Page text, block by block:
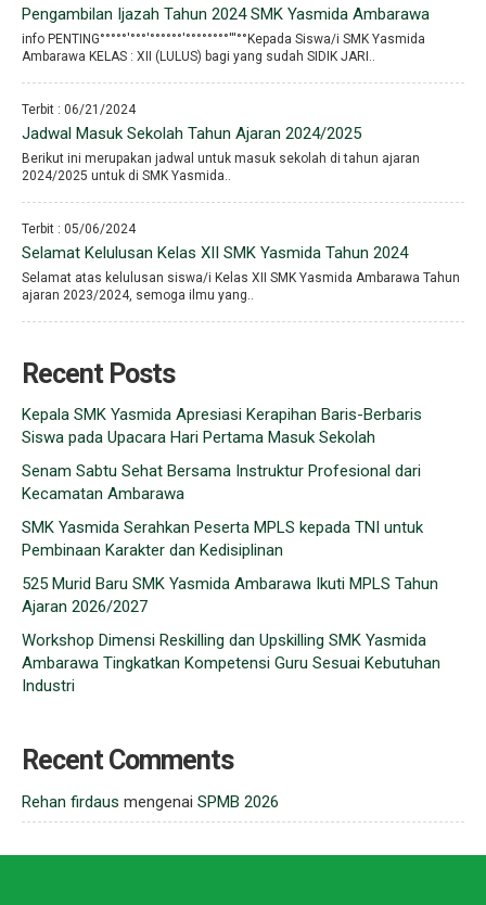
Pengambilan Ijazah Tahun 2024 SMK Yasmida Ambarawa
info PENTING°°°°°′°°°′°°°°°°′°°°°°°°°′′′°°Kepada Siswa/i SMK Yasmida
Ambarawa KELAS : XII (LULUS) bagi yang sudah SIDIK JARI..
Terbit : 06/21/2024
Jadwal Masuk Sekolah Tahun Ajaran 2024/2025
Berikut ini merupakan jadwal untuk masuk sekolah di tahun ajaran
2024/2025 untuk di SMK Yasmida..
Terbit : 05/06/2024
Selamat Kelulusan Kelas XII SMK Yasmida Tahun 2024
Selamat atas kelulusan siswa/i Kelas XII SMK Yasmida Ambarawa Tahun
ajaran 2023/2024, semoga ilmu yang..
Recent Posts
Kepala SMK Yasmida Apresiasi Kerapihan Baris-Berbaris
Siswa pada Upacara Hari Pertama Masuk Sekolah
Senam Sabtu Sehat Bersama Instruktur Profesional dari
Kecamatan Ambarawa
SMK Yasmida Serahkan Peserta MPLS kepada TNI untuk
Pembinaan Karakter dan Kedisiplinan
525 Murid Baru SMK Yasmida Ambarawa Ikuti MPLS Tahun
Ajaran 2026/2027
Workshop Dimensi Reskilling dan Upskilling SMK Yasmida
Ambarawa Tingkatkan Kompetensi Guru Sesuai Kebutuhan
Industri
Recent Comments
Rehan firdaus mengenai SPMB 2026